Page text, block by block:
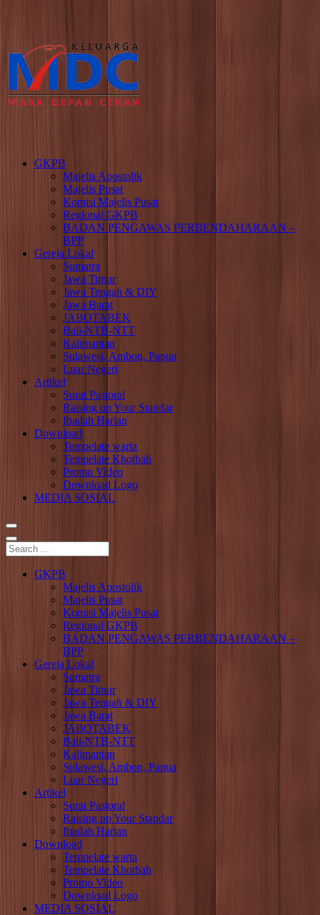
GKPB
Majelis Apostolik
Majelis Pusat
Komisi Majelis Pusat
Regional GKPB
BADAN PENGAWAS PERBENDAHARAAN –
BPP
Gereja Lokal
Sumatra
Jawa Timur
Jawa Tengah & DIY
Jawa Barat
JABOTABEK
Bali-NTB-NTT
Kalimantan
Sulawesi, Ambon, Papua
Luar Negeri
Artikel
Surat Pastoral
Raising up Your Standar
Ibadah Harian
Download
Tempelate warta
Tempelate Khotbah
Promo Video
Download Logo
MEDIA SOSIAL
GKPB
Majelis Apostolik
Majelis Pusat
Komisi Majelis Pusat
Regional GKPB
BADAN PENGAWAS PERBENDAHARAAN –
BPP
Gereja Lokal
Sumatra
Jawa Timur
Jawa Tengah & DIY
Jawa Barat
JABOTABEK
Bali-NTB-NTT
Kalimantan
Sulawesi, Ambon, Papua
Luar Negeri
Artikel
Surat Pastoral
Raising up Your Standar
Ibadah Harian
Download
Tempelate warta
Tempelate Khotbah
Promo Video
Download Logo
MEDIA SOSIAL